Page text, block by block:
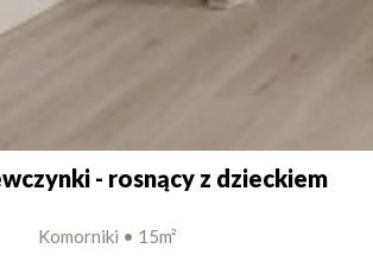
- rosnący z dzieckiem
Komorniki • 15m²